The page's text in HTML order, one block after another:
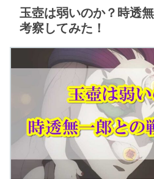
玉壺は弱いのか？時透
考察してみた！